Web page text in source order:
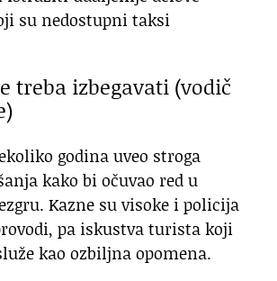
su nedostupni taksi
treba izbegavati (vodič
godina uveo stroga
kako bi očuvao red u
Kazne su visoke i policija
pa iskustva turista koji
kao ozbiljna opomena.